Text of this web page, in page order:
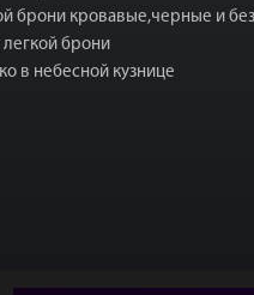
брони кровавые,черные и
брони
в небесной кузнице